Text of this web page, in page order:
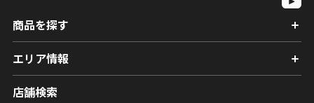
商品を探す
エリア情報
店舗検索